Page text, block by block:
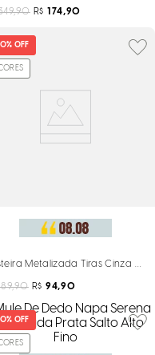
R$ 174,90
Alto Fino
OFF
Metalizada Tiras Cinza
R$ 94,90
OFF